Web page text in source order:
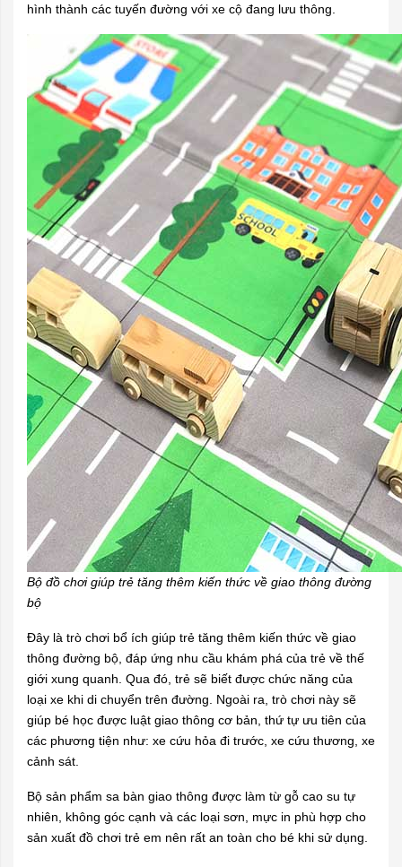
hình thành các tuyến đường với xe cộ đang lưu thông.
Bộ đồ chơi giúp trẻ tăng thêm kiến thức về giao thông đường
bộ
Đây là trò chơi bổ ích giúp trẻ tăng thêm kiến thức về giao
thông đường bộ, đáp ứng nhu cầu khám phá của trẻ về thế
giới xung quanh. Qua đó, trẻ sẽ biết được chức năng của
loại xe khi di chuyển trên đường. Ngoài ra, trò chơi này sẽ
giúp bé học được luật giao thông cơ bản, thứ tự ưu tiên của
các phương tiện như: xe cứu hỏa đi trước, xe cứu thương, xe
cảnh sát.
Bộ sản phẩm sa bàn giao thông được làm từ gỗ cao su tự
nhiên, không góc cạnh và các loại sơn, mực in phù hợp cho
sản xuất đồ chơi trẻ em nên rất an toàn cho bé khi sử dụng.